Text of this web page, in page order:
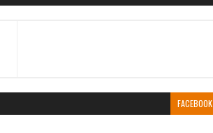
FACEBOOK